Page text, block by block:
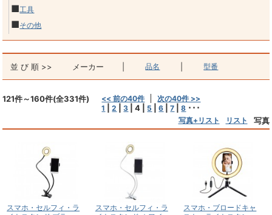
■工具
■その他
並 び 順 >> メーカー 品名 型番
121件～160件(全331件) << 前の40件
次の40件 >>
1
|2 |3 |4 5 |6 |7 |8 ･･･
写真+リスト リスト 写真
スマホ・セルフィ・ラ
スマホ・セルフィ・ラ
スマホ・ブロードキャ